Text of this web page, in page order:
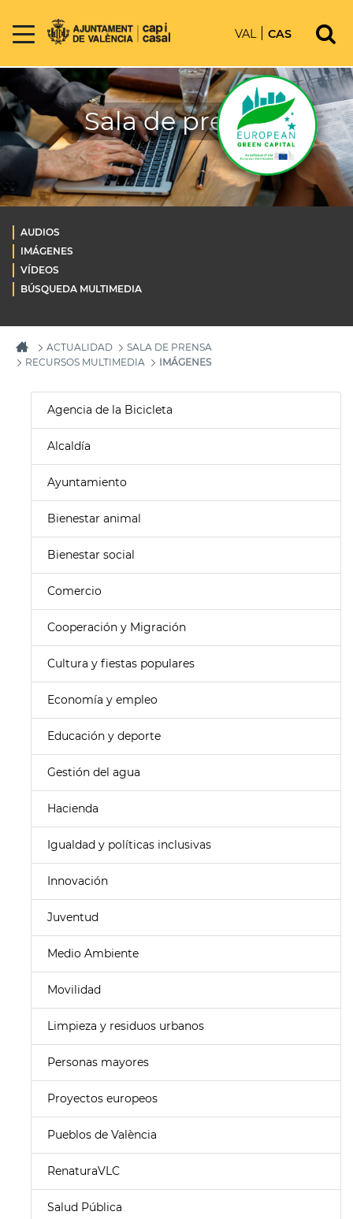
VAL CAS
Sala de prensa
AUDIOS
IMÁGENES
VÍDEOS
BÚSQUEDA MULTIMEDIA
ACTUALIDAD
SALA DE PRENSA
RECURSOS MULTIMEDIA
IMÁGENES
Agencia de la Bicicleta
Alcaldía
Ayuntamiento
Bienestar animal
Bienestar social
Comercio
Cooperación y Migración
Cultura y fiestas populares
Economía y empleo
Educación y deporte
Gestión del agua
Hacienda
Igualdad y políticas inclusivas
Innovación
Juventud
Medio Ambiente
Movilidad
Limpieza y residuos urbanos
Personas mayores
Proyectos europeos
Pueblos de València
RenaturaVLC
Salud Pública